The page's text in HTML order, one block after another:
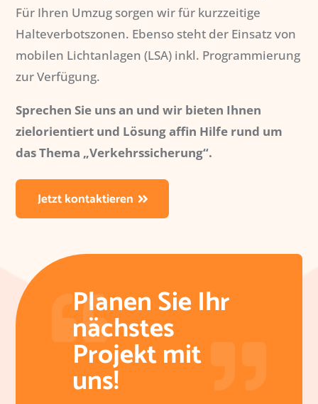
Für Ihren Umzug sorgen wir für kurzzeitige
Halteverbotszonen. Ebenso steht der Einsatz von
mobilen Lichtanlagen (LSA) inkl. Programmierung
zur Verfügung.
Sprechen Sie uns an und wir bieten Ihnen
zielorientiert und Lösung affin Hilfe rund um
das Thema „Verkehrssicherung“.
Jetzt kontaktieren
Planen Sie Ihr
nächstes
Projekt mit
uns!